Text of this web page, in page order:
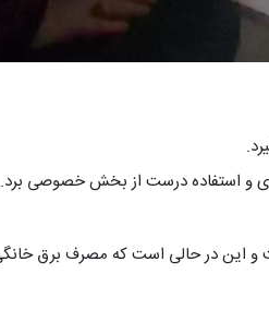
و استفاده درست از بخش خصوصی برد.